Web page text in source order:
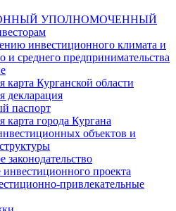
УПОЛНОМОЧЕННЫЙ
инвестиционного климата и
и среднего предпринимательства
карта Курганской области
декларация
паспорт
карта города Кургана
объектов и
проекта
привлекательные